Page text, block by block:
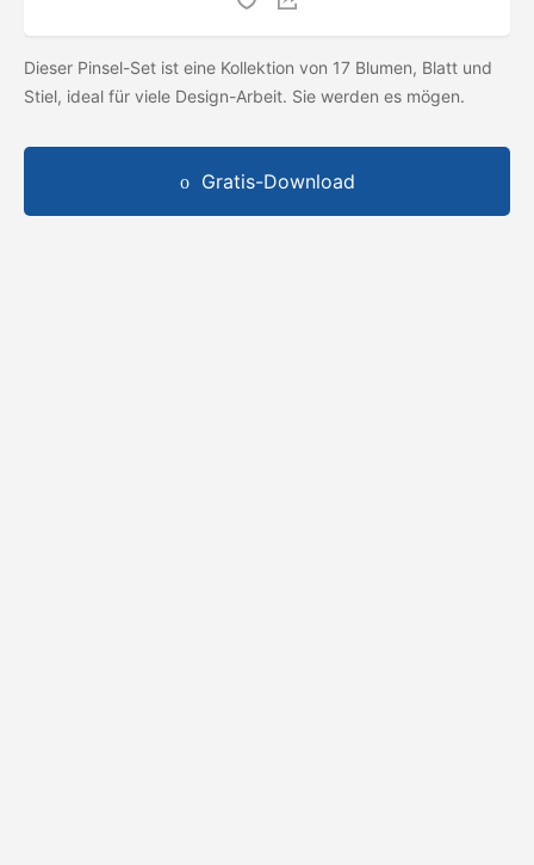
Dieser Pinsel-Set ist eine Kollektion von 17 Blumen, Blatt und
Stiel, ideal für viele Design-Arbeit. Sie werden es mögen.
Gratis-Download